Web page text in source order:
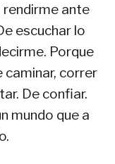
rendirme ante
escuchar lo
Porque
correr
De confiar.
mundo que a